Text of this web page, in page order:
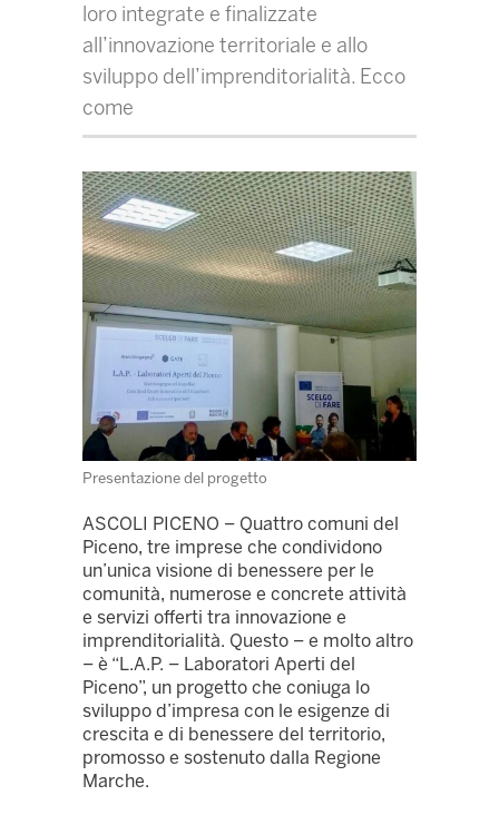
loro integrate e finalizzate
all’innovazione territoriale e allo
sviluppo dell’imprenditorialità. Ecco
come
Presentazione del progetto
ASCOLI PICENO – Quattro comuni del
Piceno, tre imprese che condividono
un’unica visione di benessere per le
comunità, numerose e concrete attività
e servizi offerti tra innovazione e
imprenditorialità. Questo – e molto altro
– è “L.A.P. – Laboratori Aperti del
Piceno”, un progetto che coniuga lo
sviluppo d’impresa con le esigenze di
crescita e di benessere del territorio,
promosso e sostenuto dalla Regione
Marche.